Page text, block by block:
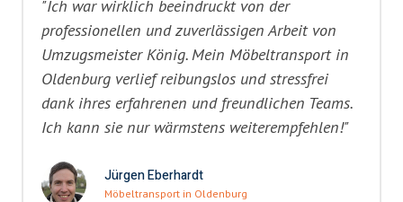
"Ich war wirklich beeindruckt von der
professionellen und zuverlässigen Arbeit von
Umzugsmeister König. Mein Möbeltransport in
Oldenburg verlief reibungslos und stressfrei
dank ihres erfahrenen und freundlichen Teams.
Ich kann sie nur wärmstens weiterempfehlen!"
Jürgen Eberhardt
Möbeltransport in Oldenburg